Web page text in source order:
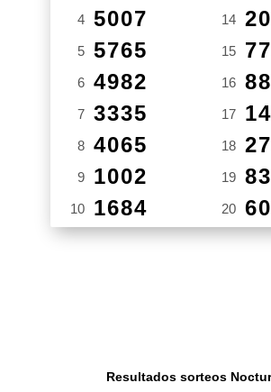
4 5007
5 5765
6 4982
7 3335
8 4065
9 1002
10 1684
14
15
16
17
18
19
20
Resultados sorteos